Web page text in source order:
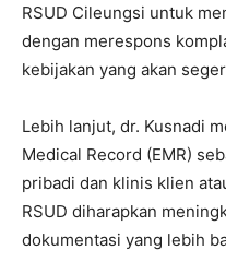
RSUD Cileungsi untuk
dengan merespons
kebijakan yang akan
Lebih lanjut, dr. Kusnadi
Medical Record (EMR)
pribadi dan klinis klien
RSUD diharapkan
dokumentasi yang lebih